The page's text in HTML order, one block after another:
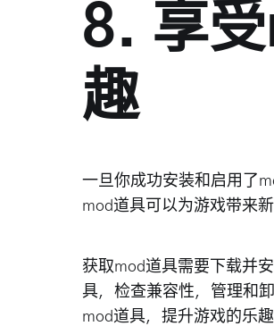
8. 享
趣
一旦你成功安装和启用了
mod道具可以为游戏带来
获取mod道具需要下载并
具，检查兼容性，管理和
mod道具，提升游戏的乐